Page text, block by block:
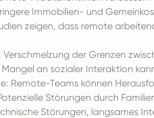
Immobilien- und
zeigen, dass remote
der Grenzen
an sozialer Interaktion
Remote-Teams können
Störungen durch
Störungen, langsames